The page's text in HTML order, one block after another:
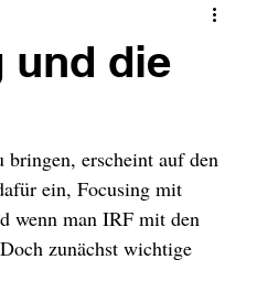
und die
erscheint auf den
ein, Focusing mit
wenn man IRF mit den
zunächst wichtige